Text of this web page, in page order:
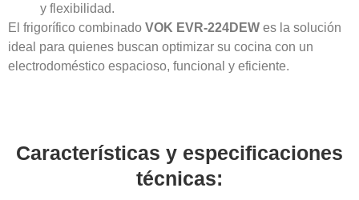
y flexibilidad.
El frigorífico combinado VOK EVR-224DEW es la solución
ideal para quienes buscan optimizar su cocina con un
electrodoméstico espacioso, funcional y eficiente.
Características y especificaciones
técnicas: